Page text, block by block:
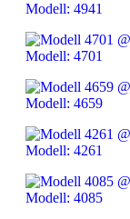
Modell: 4941
Modell: 4701
Modell: 4659
Modell: 4261
Modell: 4085